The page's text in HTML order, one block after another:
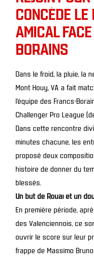
CONCÈDE
AMICAL
BORAINS
Dans le froid, la pluie, la
Mont Houy, VA a fait
l’équipe des Francs-
Challenger Pro League
Dans cette rencontre
minutes chacune, les
proposé deux
histoire de donner du
blessés.
Un but de Rouai et un
En première période,
des Valenciennois, ce
ouvrir le score sur leur
frappe de Massimo